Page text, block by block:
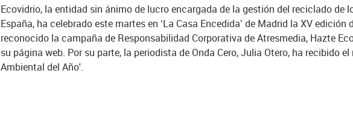
Ecovidrio, la entidad sin ánimo de lucro encargada de la gestión del reciclado de
España, ha celebrado este martes en ‘La Casa Encedida’ de Madrid la XV
reconocido la campaña de Responsabilidad Corporativa de Atresmedia, Hazte
su página web. Por su parte, la periodista de Onda Cero, Julia Otero, ha recibido
Ambiental del Año'.